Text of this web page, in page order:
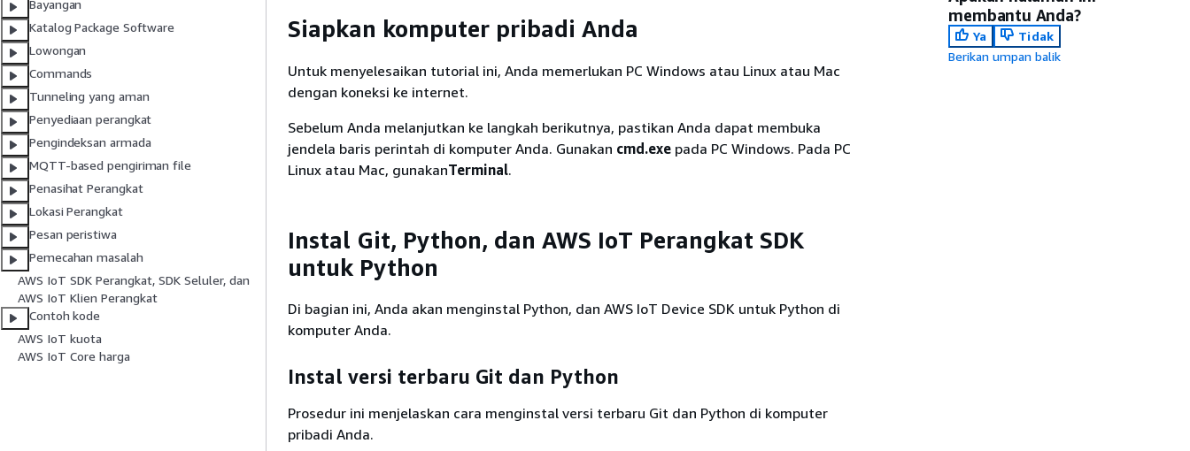
Bayangan
Katalog Package Software
Lowongan
Commands
Tunneling yang aman
Penyediaan perangkat
Pengindeksan armada
MQTT-based pengiriman file
Penasihat Perangkat
Lokasi Perangkat
Pesan peristiwa
Pemecahan masalah
AWS IoT SDK Perangkat, SDK Seluler, dan
AWS IoT Klien Perangkat
Contoh kode
AWS IoT kuota
AWS IoT Core harga
Siapkan komputer pribadi Anda
Untuk menyelesaikan tutorial ini, Anda memerlukan PC Windows atau Linux atau Mac
dengan koneksi ke internet.
Sebelum Anda melanjutkan ke langkah berikutnya, pastikan Anda dapat membuka
jendela baris perintah di komputer Anda. Gunakan cmd.exe pada PC Windows. Pada PC
Linux atau Mac, gunakanTerminal.
Instal Git, Python, dan AWS IoT Perangkat SDK
untuk Python
Di bagian ini, Anda akan menginstal Python, dan AWS IoT Device SDK untuk Python di
komputer Anda.
Instal versi terbaru Git dan Python
Prosedur ini menjelaskan cara menginstal versi terbaru Git dan Python di komputer
pribadi Anda.
membantu Anda?
Ya
Tidak
Berikan umpan balik